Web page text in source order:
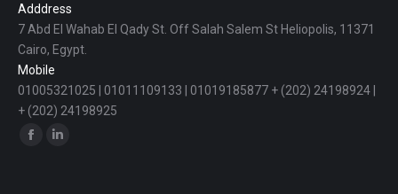
Adddress
7 Abd El Wahab El Qady St. Off Salah Salem St Heliopolis, 11371
Cairo, Egypt.
Mobile
01005321025 | 01011109133 | 01019185877 + (202) 24198924 |
+ (202) 24198925
Find us on:
Facebook